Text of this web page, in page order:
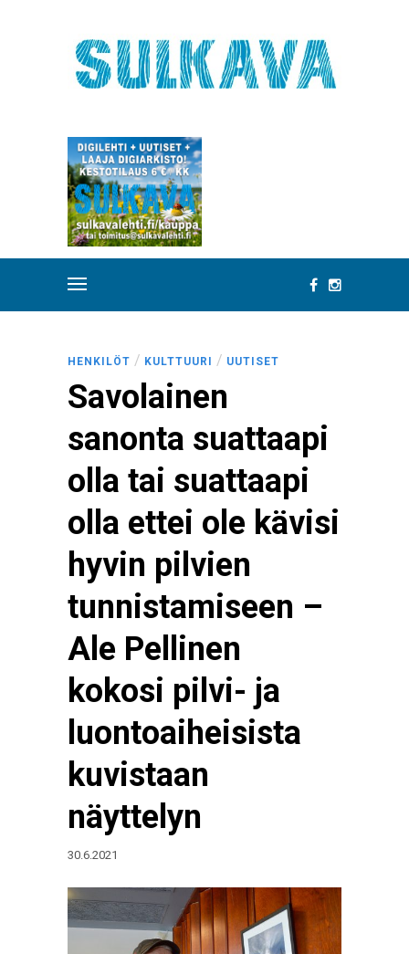
HENKILÖT / KULTTUURI / UUTISET
Savolainen
sanonta suattaapi
olla tai suattaapi
olla ettei ole kävisi
hyvin pilvien
tunnistamiseen –
Ale Pellinen
kokosi pilvi- ja
luontoaiheisista
kuvistaan
näyttelyn
30.6.2021